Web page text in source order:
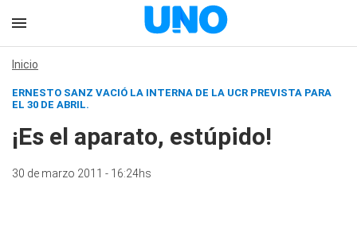
Inicio
ERNESTO SANZ VACIÓ LA INTERNA DE LA UCR PREVISTA PARA
EL 30 DE ABRIL.
¡Es el aparato, estúpido!
30 de marzo 2011 - 16:24hs